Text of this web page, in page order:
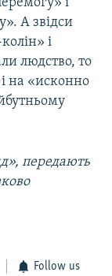
і
А звідси
і
людство, то
на «исконно
передають
Follow us